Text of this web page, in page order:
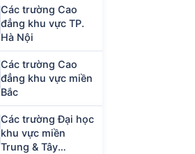
Các trường Cao
đẳng khu vực TP.
Hà Nội
Các trường Cao
đẳng khu vực miền
Bắc
Các trường Đại học
khu vực miền
Trung & Tây